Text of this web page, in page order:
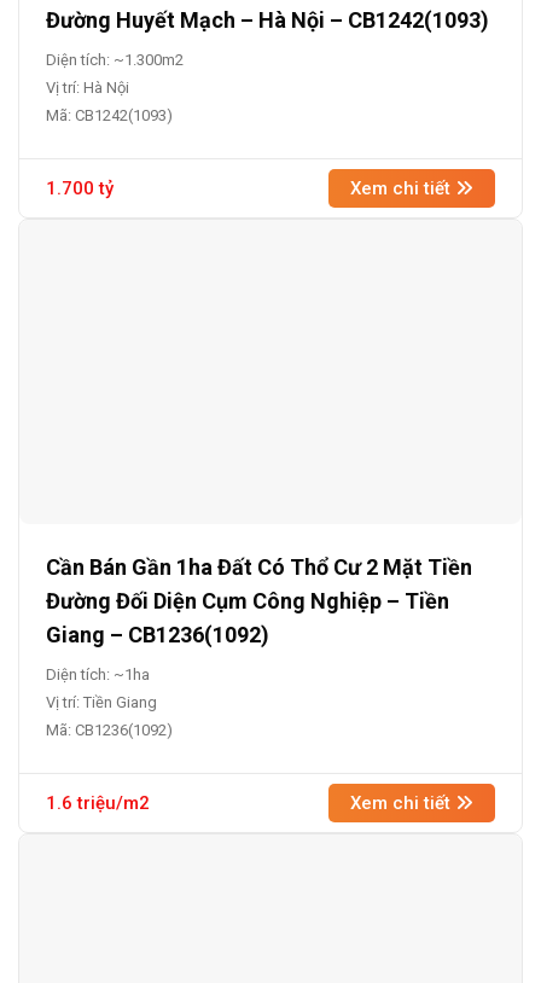
Đường Huyết Mạch – Hà Nội – CB1242(1093)
Diện tích: ~1.300m2
Vị trí: Hà Nội
Mã: CB1242(1093)
1.700 tỷ Xem chi tiết
Cần Bán Gần 1ha Đất Có Thổ Cư 2 Mặt Tiền
Đường Đối Diện Cụm Công Nghiệp – Tiền
Giang – CB1236(1092)
Diện tích: ~1ha
Vị trí: Tiền Giang
Mã: CB1236(1092)
1.6 triệu/m2 Xem chi tiết